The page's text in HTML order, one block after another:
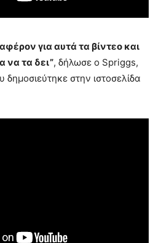
για αυτά τα βίντεο και
να τα δει”, δήλωσε ο Spriggs,
δημοσιεύτηκε στην ιστοσελίδα